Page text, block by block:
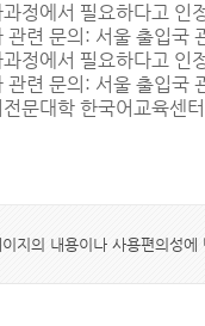
정에서 필요하다고 인
련 문의: 서울 출입국
정에서 필요하다고 인
련 문의: 서울 출입국
문대학 한국어교육
지의 내용이나 사용편의성에